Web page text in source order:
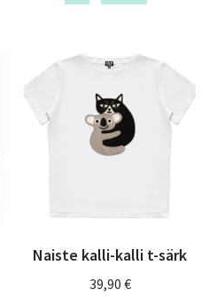
Naiste kalli-kalli t-särk
39,90 €